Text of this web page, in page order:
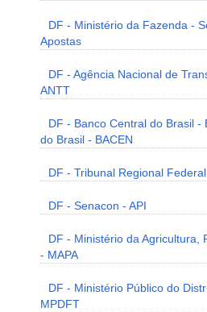
DF - Ministério da Fazenda -
Apostas
DF - Agência Nacional de
ANTT
DF - Banco Central do Brasil -
do Brasil - BACEN
DF - Tribunal Regional
DF - Senacon - API
DF - Ministério da Agricultura,
- MAPA
DF - Ministério Público do
MPDFT